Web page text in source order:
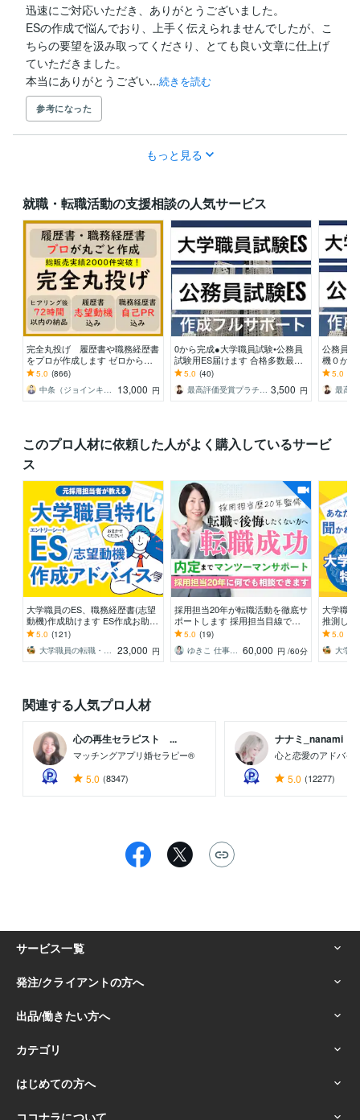
迅速にご対応いただき、ありがとうございました。
ESの作成で悩んでおり、上手く伝えられませんでしたが、こ
ちらの要望を汲み取ってくださり、とても良い文章に仕上げ
ていただきました。
本当にありがとうござい...続きを読む
参考になった
もっと見る
就職・転職活動の支援相談の人気サービス
完全丸投げ 履歴書や職務経歴書
をプロが作成します ゼロから作
成代行/ポイント解説付 総販売
実績2000件突破
5.0 (866)
中条（ジョインキャリアオフィス）
13,000 円
0から完成●大学職員試験•公務員
試験用ES届けます 合格多数最短1
日●大学職員試験•公務員•企業志
望動機自己PR
5.0 (40)
最高評価受賞プラチナランクライター桜 3,500 円
公務員試
機０か
最短1日
業志望
5.0
このプロ人材に依頼した人がよく購入しているサービ
ス
大学職員のES、職務経歴書(志望
動機)作成助けます ES作成お助
け！国立、私立大学職員、新卒・
第二新卒・転職OK
5.0 (121)
大学職員の転職・就活フクロウES面接対策 23,000 円
採用担当20年が転職活動を徹底サ
ポートします 採用担当目線で課
題を明確に｜職務経歴書・面接ま
で徹底サポート
5.0 (19)
ゆきこ 仕事とキャリアの先生 60,000 円 /60分
大学職
推測し
Sを元に
5.0
関連する人気プロ人材
心の再生セラピスト ...
マッチングアプリ婚セラピー®
5.0 (8347)
ナナミ_nanami
心と恋愛のアドバイ
5.0 (12277)